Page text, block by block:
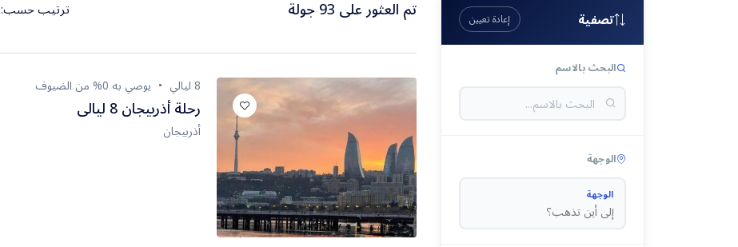
المالديف
اندونيسيا
تصفية إعادة تعيين
البحث بالاسم
الوجهة
الوجهة
تم العثور على 93 جولة ترتيب حسب:
8 ليالي يوصي به 0% من الضيوف
رحلة أذربيجان 8 ليالى
أذربيجان